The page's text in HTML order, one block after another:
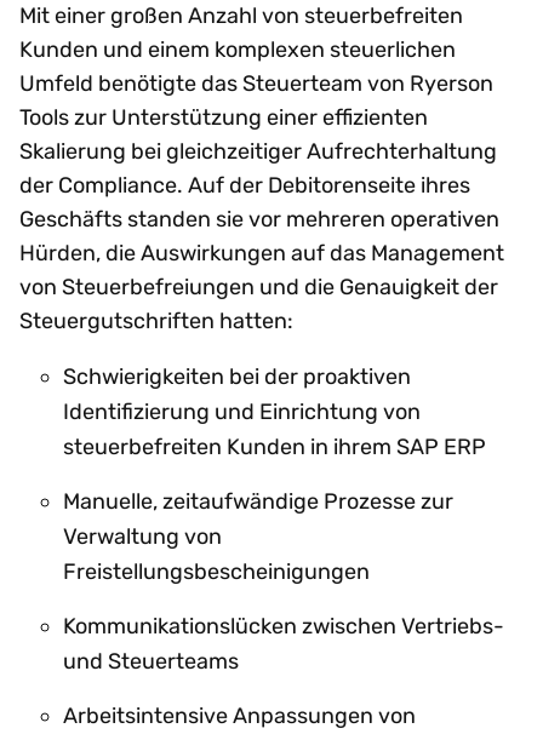
Mit einer großen Anzahl von steuerbefreiten
Kunden und einem komplexen steuerlichen
Umfeld benötigte das Steuerteam von Ryerson
Tools zur Unterstützung einer effizienten
Skalierung bei gleichzeitiger Aufrechterhaltung
der Compliance. Auf der Debitorenseite ihres
Geschäfts standen sie vor mehreren operativen
Hürden, die Auswirkungen auf das Management
von Steuerbefreiungen und die Genauigkeit der
Steuergutschriften hatten:
Schwierigkeiten bei der proaktiven
Identifizierung und Einrichtung von
steuerbefreiten Kunden in ihrem SAP ERP
Manuelle, zeitaufwändige Prozesse zur
Verwaltung von
Freistellungsbescheinigungen
Kommunikationslücken zwischen Vertriebs-
und Steuerteams
Arbeitsintensive Anpassungen von